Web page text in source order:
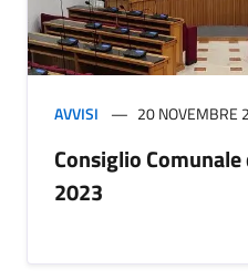
AVVISI 20 NOVEMBRE
Consiglio
2023